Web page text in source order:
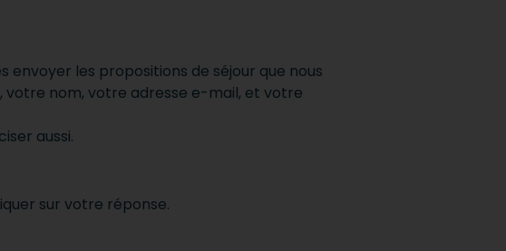
envoyer les propositions de séjour que nous
votre nom, votre adresse e-mail, et votre
aussi.
sur votre réponse.